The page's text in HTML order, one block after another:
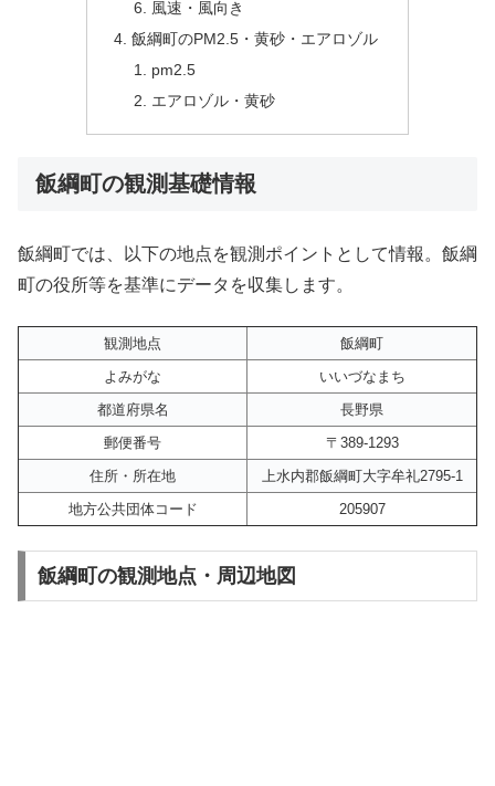
風速・風向き
飯綱町のPM2.5・黄砂・エアロゾル
pm2.5
エアロゾル・黄砂
飯綱町の観測基礎情報
飯綱町では、以下の地点を観測ポイントとして情報。飯綱
町の役所等を基準にデータを収集します。
観測地点
飯綱町
よみがな
いいづなまち
都道府県名
長野県
郵便番号
〒389-1293
住所・所在地
上水内郡飯綱町大字牟礼2795-1
地方公共団体コード
205907
飯綱町の観測地点・周辺地図